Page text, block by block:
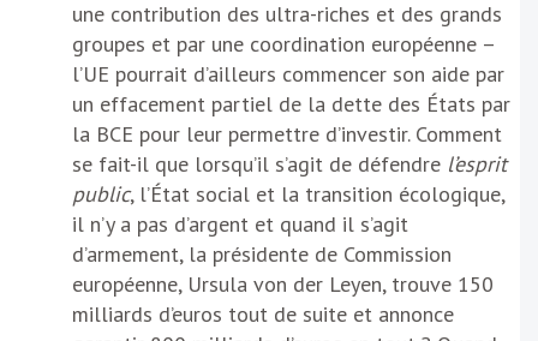
une contribution des ultra-riches et des grands
groupes et par une coordination européenne –
l’UE pourrait d’ailleurs commencer son aide par
un effacement partiel de la dette des États par
la BCE pour leur permettre d’investir. Comment
se fait-il que lorsqu’il s’agit de défendre l’esprit
public, l’État social et la transition écologique,
il n’y a pas d’argent et quand il s’agit
d’armement, la présidente de Commission
européenne, Ursula von der Leyen, trouve 150
milliards d’euros tout de suite et annonce